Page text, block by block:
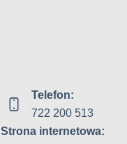
Telefon:
722 200 513
Strona internetowa: